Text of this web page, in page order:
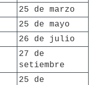
25 de marzo
25 de mayo
26 de julio
27 de
setiembre
25 de